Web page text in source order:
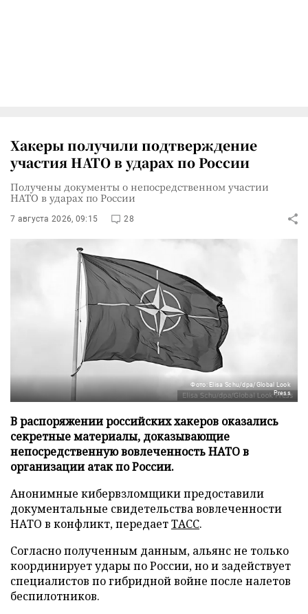
Хакеры получили подтверждение
участия НАТО в ударах по России
Получены документы о непосредственном участии
НАТО в ударах по России
7 августа 2026, 09:15 28
Фото: Elisa Schu/dpa/Global Look
Press
В распоряжении российских хакеров оказались
секретные материалы, доказывающие
непосредственную вовлеченность НАТО в
организации атак по России.
Анонимные кибервзломщики предоставили
документальные свидетельства вовлеченности
НАТО в конфликт, передаетТАСС.
Согласно полученным данным, альянс не только
координирует удары по России, но и задействует
специалистов по гибридной войне после налетов
беспилотников.